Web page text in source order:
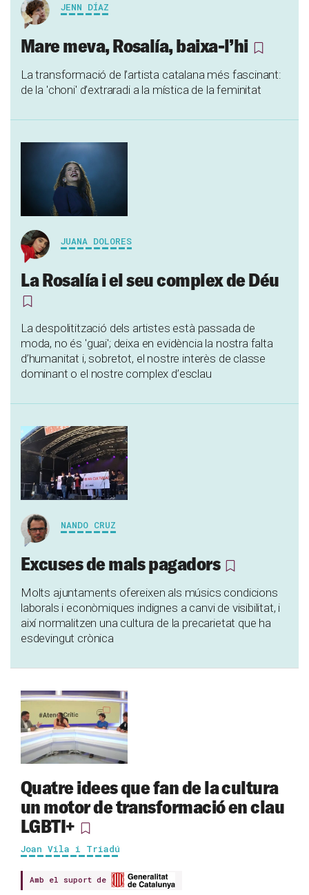
JENN DÍAZ
Mare meva, Rosalía, baixa-l’hi
La transformació de l’artista catalana més fascinant:
de la 'choni' d’extraradi a la mística de la feminitat
JUANA DOLORES
La Rosalía i el seu complex de Déu
La despolitització dels artistes està passada de
moda, no és 'guai'; deixa en evidència la nostra falta
d’humanitat i, sobretot, el nostre interès de classe
dominant o el nostre complex d’esclau
NANDO CRUZ
Excuses de mals pagadors
Molts ajuntaments ofereixen als músics condicions
laborals i econòmiques indignes a canvi de visibilitat, i
així normalitzen una cultura de la precarietat que ha
esdevingut crònica
Quatre idees que fan de la cultura
un motor de transformació en clau
LGBTI+
Joan Vila i Triadú
Amb el suport de